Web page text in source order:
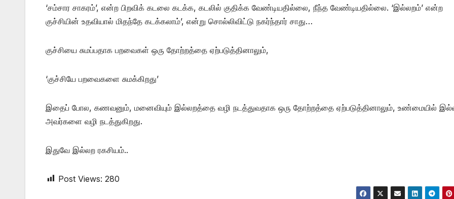
‘சம்சார சாகரம்’, என்ற பிறவிக் கடலை கடக்க, கடலில் குதிக்க வேண்டியதில்லை, நீந்த வேண்டியதில்லை. ‘இல்லறம்’ என்ற
குச்சியின் உதவியால் மிதந்தே கடக்கலாம்’, என்று சொல்லிவிட்டு நகர்ந்தார் சாது…
குச்சியை சுமப்பதாக பறவைகள் ஒரு தோற்றத்தை ஏற்படுத்தினாலும்,
‘குச்சியே பறவைகளை சுமக்கிறது’
இதைப் போல, கணவனும், மனைவியும் இல்லறத்தை வழி நடத்துவதாக ஒரு தோற்றத்தை ஏற்படுத்தினாலும், உண்மையில்
அவர்களை வழி நடத்துகிறது.
இதுவே இல்லற ரகசியம்..
Post Views: 280